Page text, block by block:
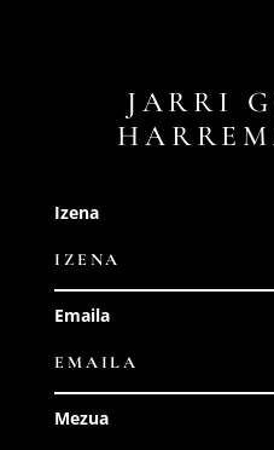
JARRI
Izena
Emaila
Mezua